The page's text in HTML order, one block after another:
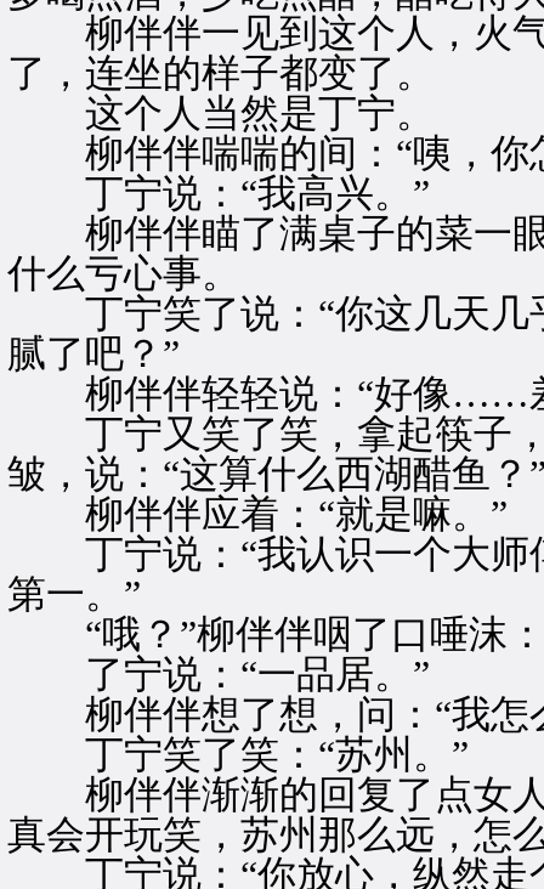
柳伴伴一见到这个人，火气
了，连坐的样子都变了。
这个人当然是丁宁。
柳伴伴喘喘的间：“咦，你
丁宁说：“我高兴。”
柳伴伴瞄了满桌子的菜一眼
什么亏心事。
丁宁笑了说：“你这几天几
腻了吧？”
柳伴伴轻轻说：“好像……
丁宁又笑了笑，拿起筷子，
皱，说：“这算什么西湖醋鱼？
柳伴伴应着：“就是嘛。”
丁宁说：“我认识一个大师
第一。”
“哦？”柳伴伴咽了口唾沫：
了宁说：“一品居。”
柳伴伴想了想，问：“我怎
丁宁笑了笑：“苏州。”
柳伴伴渐渐的回复了点女人
真会开玩笑，苏州那么远，怎
丁宁说：“你放心，纵然走